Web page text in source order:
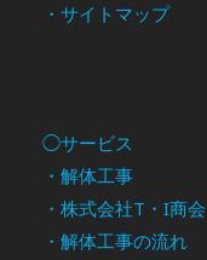
・サイトマップ
◯サービス
・解体工事
・株式会社T・I商会
・解体工事の流れ